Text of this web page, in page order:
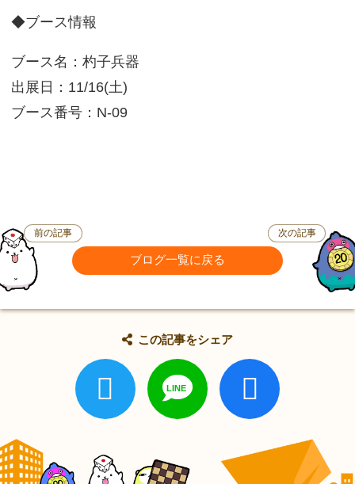
◆ブース情報
ブース名：杓子兵器
出展日：11/16(土)
ブース番号：N-09
前の記事
ブログ一覧に戻る
次の記事
この記事をシェア